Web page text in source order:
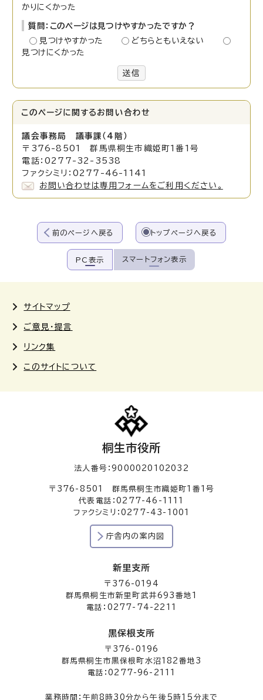
かりにくかった
質問：このページは見つけやすかったですか？
見つけやすかった
どちらともいえない
見つけにくかった
送信
このページに関する お問い合わせ
議会事務局 議事課（4階）
〒376-8501 群馬県桐生市織姫町1番1号
電話：0277-32-3538
ファクシミリ：0277-46-1141
お問い合わせは専用フォームをご利用ください。
前のページへ戻る トップページへ戻る
PC表示 スマートフォン表示
サイトマップ
ご意見・提言
リンク集
このサイトについて
桐生市役所
法人番号：9000020102032
〒376-8501 群馬県桐生市織姫町1番1号
代表電話：0277-46-1111
ファクシミリ：0277-43-1001
庁舎内の案内図
新里支所
〒376-0194
群馬県桐生市新里町武井693番地1
電話：0277-74-2211
黒保根支所
〒376-0196
群馬県桐生市黒保根町水沼182番地3
電話：0277-96-2111
業務時間：午前8時30分から午後5時15分まで